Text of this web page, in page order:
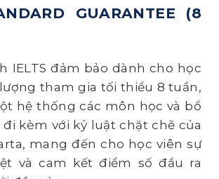
GUARANTEE (8
IELTS đảm bảo dành cho học
tham gia tối thiểu 8 tuần ,
hệ thống các môn học và bổ
kèm với kỷ luật chặt chẽ của
mang đến cho học viên sự
và cam kết điểm số đầu ra